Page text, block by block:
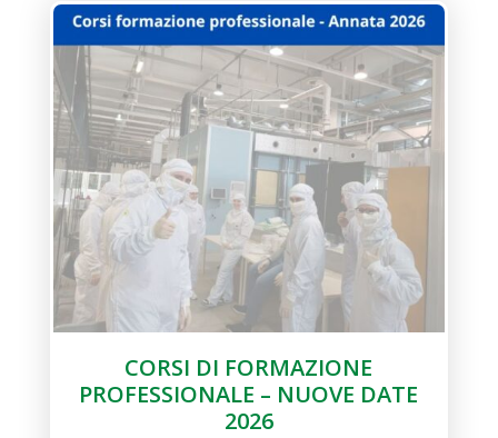
CORSI DI FORMAZIONE
PROFESSIONALE – NUOVE DATE
2026